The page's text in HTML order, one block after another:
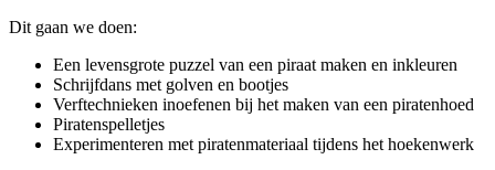
Dit gaan we doen:
Een levensgrote puzzel van een piraat maken en inkleuren
Schrijfdans met golven en bootjes
Verftechnieken inoefenen bij het maken van een piratenhoed
Piratenspelletjes
Experimenteren met piratenmateriaal tijdens het hoekenwerk